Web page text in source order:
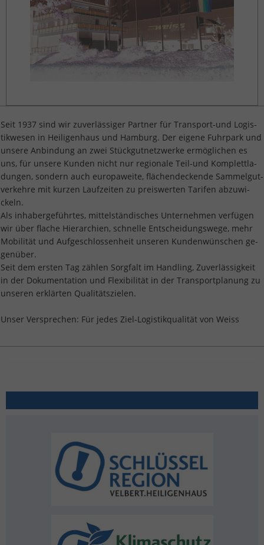
Seit 1937 sind wir zu­ver­läs­si­ger Part­ner für Trans­port-und Lo­gis­
tik­we­sen in Hei­li­gen­haus und Ham­burg. Der ei­ge­ne Fuhr­park und
un­se­re An­bin­dung an zwei Stück­gut­netz­wer­ke er­mög­li­chen es
uns, für un­se­re Kun­den nicht nur re­gio­na­le Teil-und Kom­plett­la­
dun­gen, son­dern auch eu­ro­pa­wei­te, flä­chen­de­cken­de Sam­mel­gut­
ver­keh­re mit kur­zen Lauf­zei­ten zu preis­wer­ten Ta­ri­fen ab­zu­wi­
ckeln.
Als in­ha­ber­ge­führ­tes, mit­tel­stän­di­sches Un­ter­neh­men ver­fü­gen
wir über fla­che Hier­ar­chi­en, schnel­le Ent­schei­dungs­we­ge, mehr
Mo­bi­li­tät und Auf­ge­schlos­sen­heit un­se­ren Kun­den­wün­schen ge­
gen­über.
Seit dem ers­ten Tag zäh­len Sorg­falt im Hand­ling, Zu­ver­läs­sig­keit
in der Do­ku­men­ta­ti­on und Fle­xi­bi­li­tät in der Trans­port­pla­nung zu
un­se­ren er­klär­ten Qua­li­täts­zie­len.
Unser Ver­spre­chen: Für jedes Ziel-Lo­gis­ti­k­qua­li­tät von Weiss